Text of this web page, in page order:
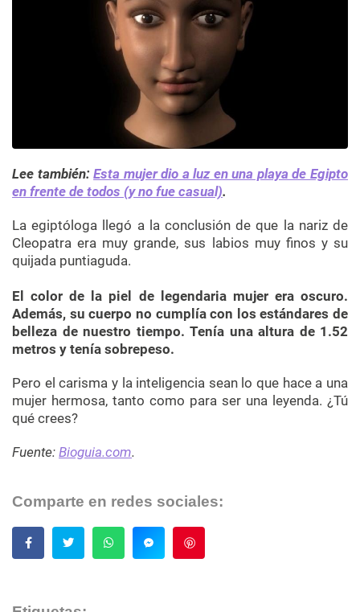
Lee también:Esta mujer dio a luz en una playa de Egipto
en frente de todos (y no fue casual).
La egiptóloga llegó a la conclusión de que la nariz de
Cleopatra era muy grande, sus labios muy finos y su
quijada puntiaguda.
El color de la piel de legendaria mujer era oscuro.
Además, su cuerpo no cumplía con los estándares de
belleza de nuestro tiempo. Tenía una altura de 1.52
metros y tenía sobrepeso.
Pero el carisma y la inteligencia sean lo que hace a una
mujer hermosa, tanto como para ser una leyenda. ¿Tú
qué crees?
Fuente: Bioguia.com.
Comparte en redes sociales: